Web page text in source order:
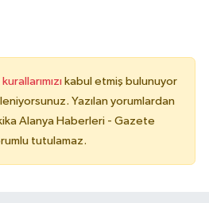
kabul etmiş bulunuyor
Yazılan yorumlardan
Alanya Haberleri - Gazete
tutulamaz.